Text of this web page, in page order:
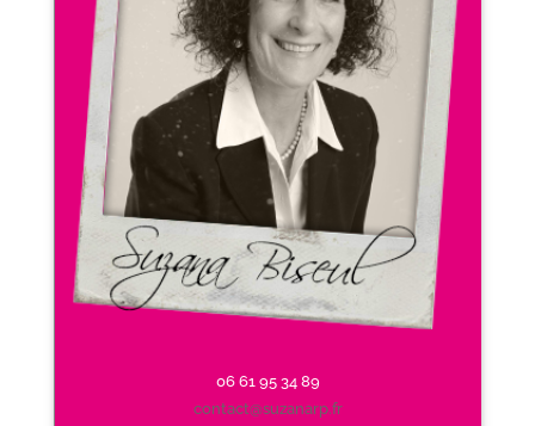
06 61 95 34 89
contact@suzanarp.fr